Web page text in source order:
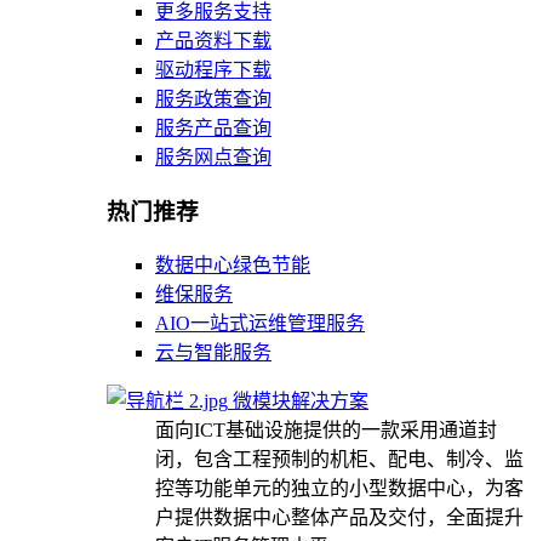
更多服务支持
产品资料下载
驱动程序下载
服务政策查询
服务产品查询
服务网点查询
热门推荐
数据中心绿色节能
维保服务
AIO一站式运维管理服务
云与智能服务
微模块解决方案
面向ICT基础设施提供的一款采用通道封
闭，包含工程预制的机柜、配电、制冷、监
控等功能单元的独立的小型数据中心，为客
户提供数据中心整体产品及交付，全面提升